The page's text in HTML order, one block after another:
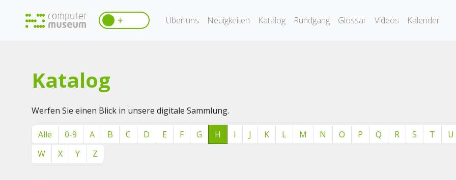
☀️ Über uns Neuigkeiten Katalog Rundgang Glossar Videos Kalender
Katalog
Werfen Sie einen Blick in unsere digitale Sammlung.
Alle 0-9 A B C D E F G H I J K L M N O P Q R S T U
W
X Y Z